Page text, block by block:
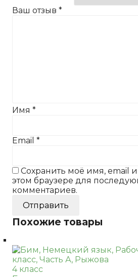
Ваш отзыв *
Имя *
Email *
Сохранить моё имя, email и
этом браузере для
комментариев.
Похожие товары
4 класс